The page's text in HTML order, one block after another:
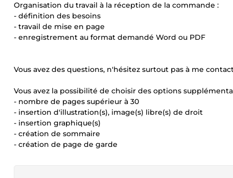
Organisation du travail à la réception de la commande :
- définition des besoins
- travail de mise en page
- enregistrement au format demandé Word ou PDF
Vous avez des questions, n'hésitez surtout pas à me
Vous avez la possibilité de choisir des options
- nombre de pages supérieur à 30
- insertion d'illustration(s), image(s) libre(s) de droit
- insertion graphique(s)
- création de sommaire
- création de page de garde